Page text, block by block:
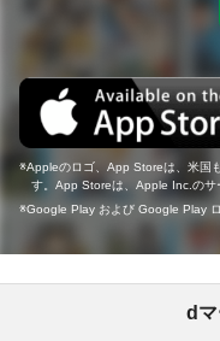
Appleのロゴ、App Storeは、米国
す。App Storeは、Apple Inc.のサ
Google Play および Google Play
d